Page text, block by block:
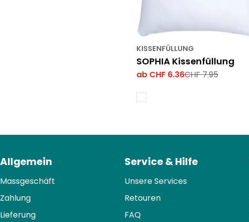
KISSENFÜLLUNG
SOPHIA Kissenfüllung
Verkaufspreis
ab CHF 6.36
Regulärer
CHF 7.95
Allgemein
Massgeschäft
Zahlung
Lieferung
Service & Hilfe
Unsere Services
Retouren
FAQ